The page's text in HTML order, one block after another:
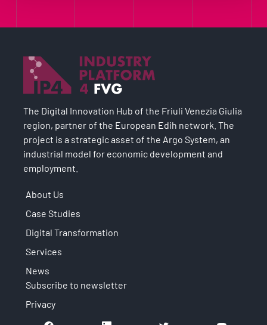
The Digital Innovation Hub of the Friuli Venezia Giulia
region, partner of the European Edih network. The
project is a strategic asset of the Argo System, an
industrial model for economic development and
employment.
About Us
Case Studies
Digital Transformation
Services
News
Subscribe to newsletter
Privacy